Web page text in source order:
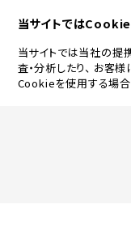
当サイトではCookie
当サイトでは当社の提
査・分析したり、 お客様
Cookieを使用する場合